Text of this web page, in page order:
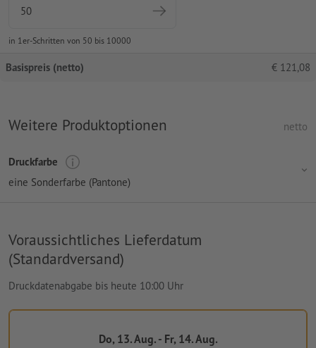
in 1er-Schritten von 50 bis 10000
Basispreis (netto) € 121,08
Weitere Produktoptionen netto
Druckfarbe
eine Sonderfarbe (Pantone)
Voraussichtliches Lieferdatum
(Standardversand)
Druckdatenabgabe bis heute 10:00 Uhr
Do, 13. Aug. - Fr, 14. Aug.